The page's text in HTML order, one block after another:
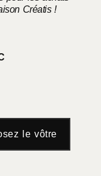
Créatis !
le vôtre